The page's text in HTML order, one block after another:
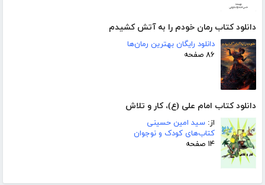
دانلود کتاب رمان خودم را به آتش کشیدم
دانلود رایگان بهترین رمان‌ها
۸۶ صفحه
دانلود کتاب امام علی (ع)، کار و تلاش
از: سید امین حسینی
کتاب‌های کودک و نوجوان
۱۴ صفحه